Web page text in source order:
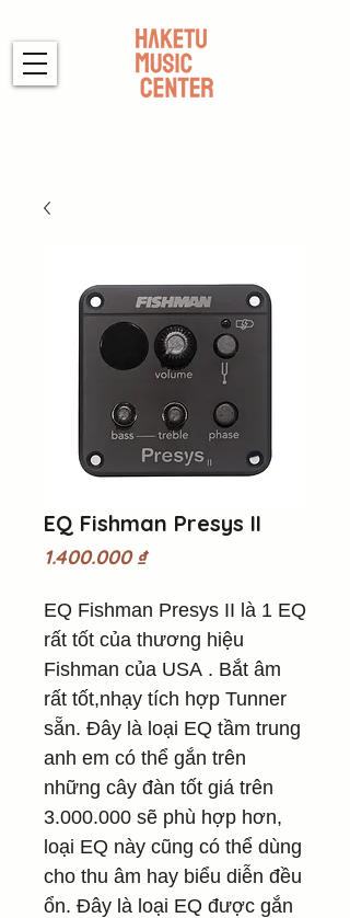
EQ Fishman Presys II
1.400.000 ₫Giá
EQ Fishman Presys II là 1 EQ
rất tốt của thương hiệu
Fishman của USA . Bắt âm
rất tốt,nhạy tích hợp Tunner
sẵn. Đây là loại EQ tầm trung
anh em có thể gắn trên
những cây đàn tốt giá trên
3.000.000 sẽ phù hợp hơn,
loại EQ này cũng có thể dùng
cho thu âm hay biểu diễn đều
ổn. Đây là loại EQ được gắn